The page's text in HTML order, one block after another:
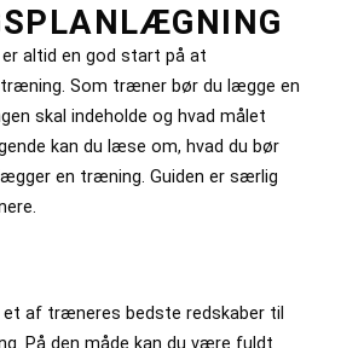
altid en god start på at
Som træner bør du lægge en
skal indeholde og hvad målet
kan du læse om, hvad du bør
en træning. Guiden er særlig
et af træneres bedste redskaber til
På den måde kan du være fuldt